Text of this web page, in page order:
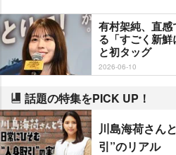
有村架純、直
る「すごく新
と初タッグ
2026-06-10
話題の特集をPICK UP！
川島海荷さん
引”のリアル